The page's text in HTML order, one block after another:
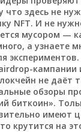
что здесь не
NFT. И не
мусором —
а узнаете
не даёт
обзоры
биткоин».
крутится на